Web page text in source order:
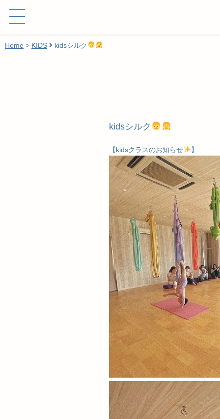
Home > KIDS kidsシルク
kidsシルク
【kidsクラスのお知らせ 】